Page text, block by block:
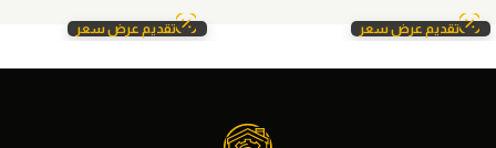
تقديم عرض سعر تقديم عرض سعر